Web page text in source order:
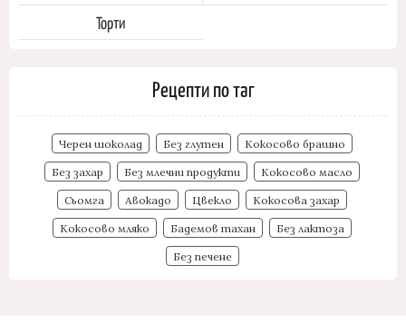
Торти
Рецепти по таг
Черен шоколад Без глутен Кокосово брашно
Без захар Без млечни продукти Кокосово масло
Сьомга Авокадо Цвекло Кокосова захар
Кокосово мляко Бадемов тахан Без лактоза
Без печене